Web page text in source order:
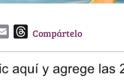
T
e
Compártelo